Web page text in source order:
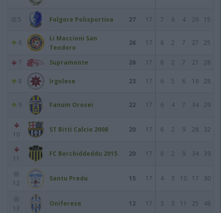
5 Folgore Polisportiva 27 17 7 6 4 26 15
6
Li Maccioni San
Teodoro
26 17 8 2 7 27 25
7 Supramonte 26 17 8 2 7 21 28
8 Irgolese 23 17 6 5 6 18 28
9 Fanum Orosei 22 17 6 4 7 34 29
10
ST Bitti Calcio 2008 20 17 6 2 9 28 32
11
FC Berchiddeddu 2015 20 17 6 2 9 34 39
12
Santu Predu 15 17 4 3 10 17 30
13
Oniferese 12 17 3 3 11 25 48